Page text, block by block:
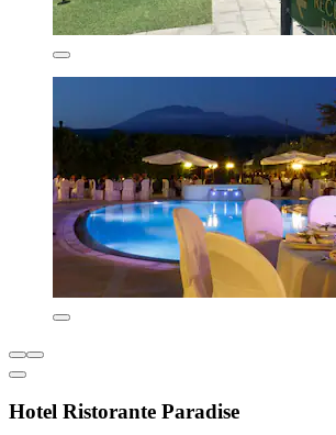
Hotel Ristorante Paradise